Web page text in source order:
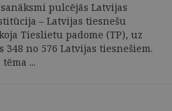
pulcējās Latvijas
– Latvijas tiesnešu
Tieslietu padome (TP), uz
no 576 Latvijas tiesnešiem.
...